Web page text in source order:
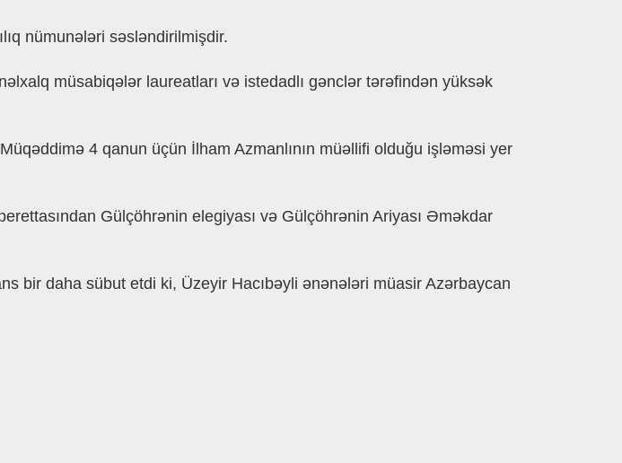
nümunələri səsləndirilmişdir.
müsabiqələr laureatları və istedadlı gənclər tərəfindən yüksək
4 qanun üçün İlham Azmanlının müəllifi olduğu işləməsi yer
Gülçöhrənin elegiyası və Gülçöhrənin Ariyası Əməkdar
bir daha sübut etdi ki, Üzeyir Hacıbəyli ənənələri müasir Azərbaycan